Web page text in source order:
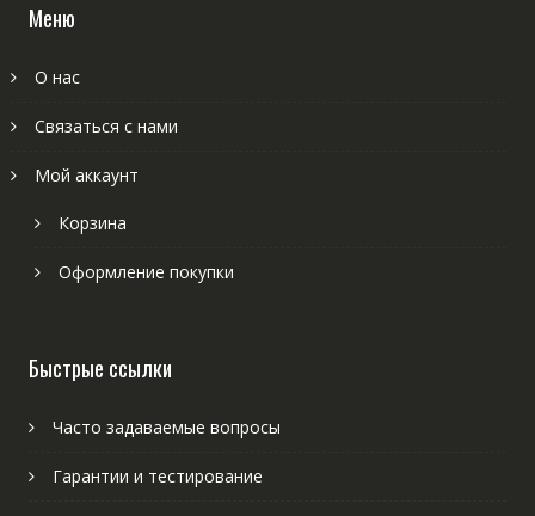
Меню
О нас
Связаться с нами
Мой аккаунт
Корзина
Оформление покупки
Быстрые ссылки
Часто задаваемые вопросы
Гарантии и тестирование